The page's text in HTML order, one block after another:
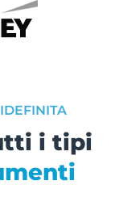
i tipi